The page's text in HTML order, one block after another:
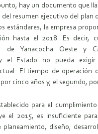
hay un documento que
del resumen ejecutivo del plan
estándares, la empresa
hasta el 2018. Es decir,
de Yanacocha Oeste y
el Estado no pueda exigir
El tiempo de operación
cinco años y, el segundo,
para el
el 2015, es insuficiente
planeamiento, diseño,